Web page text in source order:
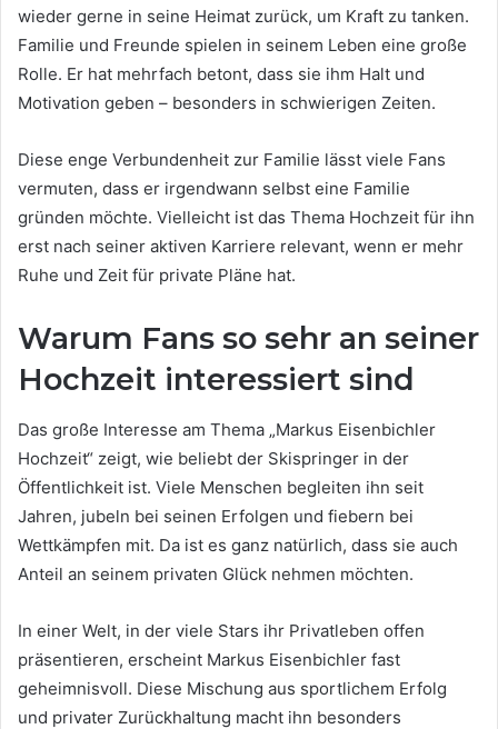
wieder gerne in seine Heimat zurück, um Kraft zu tanken.
Familie und Freunde spielen in seinem Leben eine große
Rolle. Er hat mehrfach betont, dass sie ihm Halt und
Motivation geben – besonders in schwierigen Zeiten.
Diese enge Verbundenheit zur Familie lässt viele Fans
vermuten, dass er irgendwann selbst eine Familie
gründen möchte. Vielleicht ist das Thema Hochzeit für ihn
erst nach seiner aktiven Karriere relevant, wenn er mehr
Ruhe und Zeit für private Pläne hat.
Warum Fans so sehr an seiner
Hochzeit interessiert sind
Das große Interesse am Thema „Markus Eisenbichler
Hochzeit“ zeigt, wie beliebt der Skispringer in der
Öffentlichkeit ist. Viele Menschen begleiten ihn seit
Jahren, jubeln bei seinen Erfolgen und fiebern bei
Wettkämpfen mit. Da ist es ganz natürlich, dass sie auch
Anteil an seinem privaten Glück nehmen möchten.
In einer Welt, in der viele Stars ihr Privatleben offen
präsentieren, erscheint Markus Eisenbichler fast
geheimnisvoll. Diese Mischung aus sportlichem Erfolg
und privater Zurückhaltung macht ihn besonders